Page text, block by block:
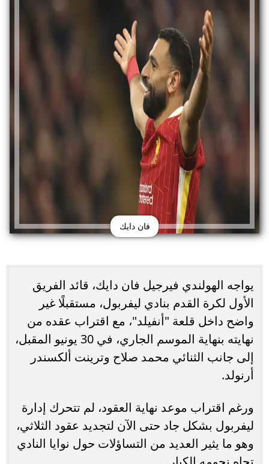
فان دايك
يواجه الهولندي فيرجيل فان دايك، قائد الفريق
الأول لكرة القدم بنادي ليفربول، مستقبلًا غير
واضح داخل قلعة "أنفيلد"، مع اقتراب عقده من
نهايته بنهاية الموسم الجاري، في 30 يونيو المقبل،
إلى جانب الثنائي محمد صلاح وترينت ألكسندر
أرنولد.
ورغم اقتراب موعد نهاية العقود، لم تتحرك إدارة
ليفربول بشكل جاد حتى الآن لتجديد عقود الثلاثي،
وهو ما يثير العديد من التساؤلات حول نوايا النادي